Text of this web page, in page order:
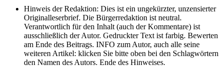
Hinweis der Redaktion: Dies ist ein ungekürzter, unzensierter
Originalleserbrief. Die Bürgerredaktion ist neutral.
Verantwortlich für den Inhalt (auch der Kommentare) ist
ausschließlich der Autor. Gedruckter Text ist farbig. Bewerten
am Ende des Beitrags. INFO zum Autor, auch alle seine
weiteren Artikel: klicken Sie bitte oben bei den Schlagwörtern
den Namen des Autors. Ende des Hinweises.